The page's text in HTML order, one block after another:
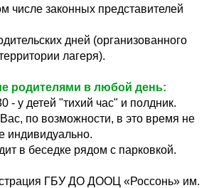
числе законных представителей
дней (организованного
лагеря).
родителями в любой день:
- у детей "тихий час" и полдник.
по возможности, в это время не
индивидуально.
в беседке рядом с парковкой.
ГБУ ДО ДООЦ «Россонь» им.